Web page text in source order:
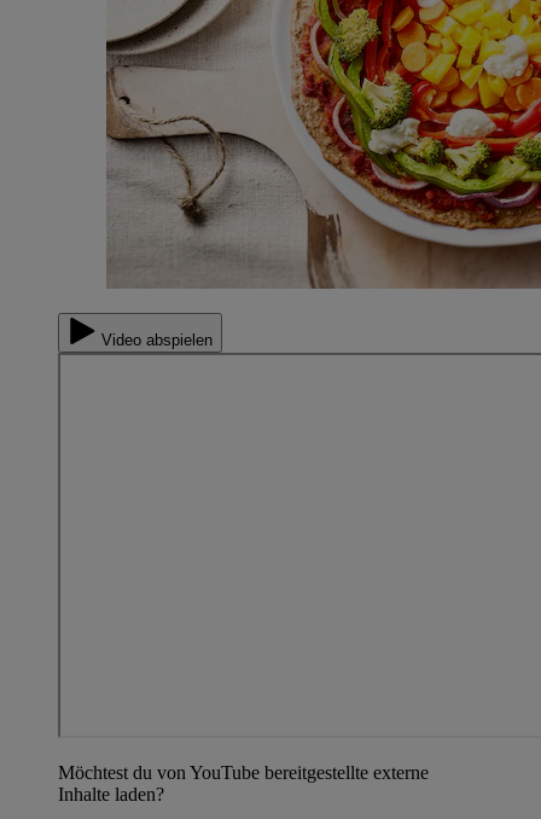
Video abspielen
Möchtest du von YouTube bereitgestellte externe
Inhalte laden?